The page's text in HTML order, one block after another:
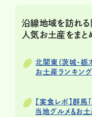
沿線地域を訪れ
人気お土産をま
北関東（茨城・栃
お土産ランキン
【実食レポ】群
当地グルメ＆お